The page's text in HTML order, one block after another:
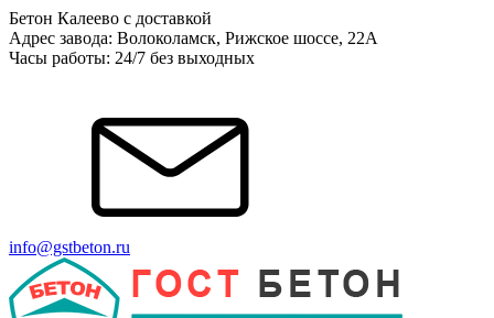
Бетон Калеево с доставкой
Адрес завода: Волоколамск, Рижское шоссе, 22А
Часы работы: 24/7 без выходных
info@gstbeton.ru